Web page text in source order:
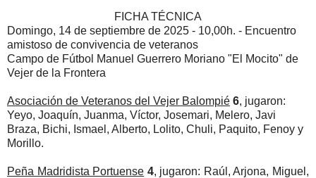
FICHA TÉCNICA
Domingo, 14 de septiembre de 2025 - 10,00h. - Encuentro
amistoso de convivencia de veteranos
Campo de Fútbol Manuel Guerrero Moriano "El Mocito" de
Vejer de la Frontera
Asociación de Veteranos del Vejer Balompié 6, jugaron:
Yeyo, Joaquín, Juanma, Víctor, Josemari, Melero, Javi
Braza, Bichi, Ismael, Alberto, Lolito, Chuli, Paquito, Fenoy y
Morillo.
Peña Madridista Portuense 4, jugaron: Raúl, Arjona, Miguel,